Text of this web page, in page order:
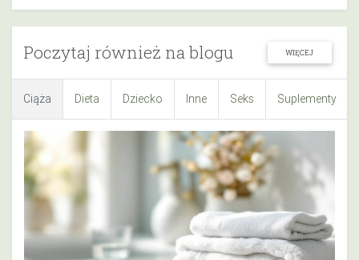
Poczytaj również na blogu WIĘCEJ
Ciąża Dieta Dziecko Inne Seks Suplementy